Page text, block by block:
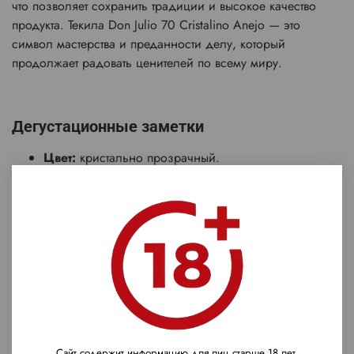
что позволяет сохранить традиции и высокое качество
продукта. Текила Don Julio 70 Cristalino Anejo — это
символ мастерства и преданности делу, который
продолжает радовать ценителей по всему миру.
Дегустационные заметки
Цвет: кристально прозрачный.
гладкий, с мощными нотами ванили, меда и
обугленного дуба, с долгим банановым
послевкусием.
Текила идеально подходит для употребления в чистом
виде или со льдом, а также может использоваться в